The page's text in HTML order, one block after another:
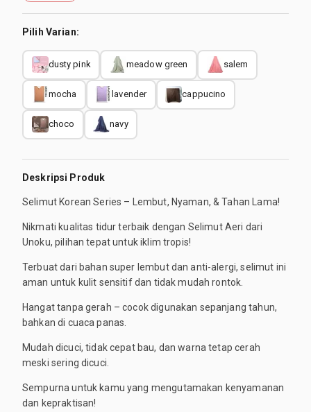
Pilih Varian:
dusty pink meadow green salem
mocha lavender cappucino
choco navy
Deskripsi Produk
Selimut Korean Series – Lembut, Nyaman, & Tahan Lama!
Nikmati kualitas tidur terbaik dengan Selimut Aeri dari
Unoku, pilihan tepat untuk iklim tropis!
Terbuat dari bahan super lembut dan anti-alergi, selimut ini
aman untuk kulit sensitif dan tidak mudah rontok.
Hangat tanpa gerah – cocok digunakan sepanjang tahun,
bahkan di cuaca panas.
Mudah dicuci, tidak cepat bau, dan warna tetap cerah
meski sering dicuci.
Sempurna untuk kamu yang mengutamakan kenyamanan
dan kepraktisan!